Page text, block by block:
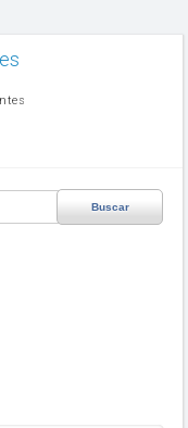
Buscar